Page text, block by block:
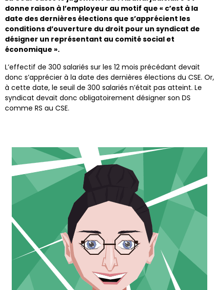
donne raison à l’employeur au motif que « c’est à la
date des dernières élections que s’apprécient les
conditions d’ouverture du droit pour un syndicat de
désigner un représentant au comité social et
économique ».
L’effectif de 300 salariés sur les 12 mois précédant devait
donc s’apprécier à la date des dernières élections du CSE. Or,
à cette date, le seuil de 300 salariés n’était pas atteint. Le
syndicat devait donc obligatoirement désigner son DS
comme RS au CSE.